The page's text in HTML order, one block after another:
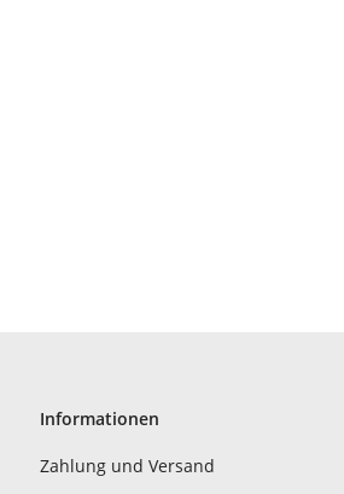
Informationen
Zahlung und Versand